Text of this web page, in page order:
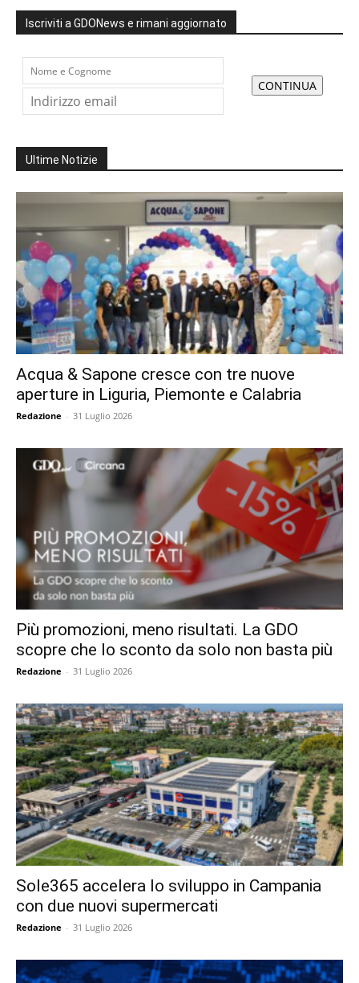
Iscriviti a GDONews e rimani aggiornato
Ultime Notizie
Acqua & Sapone cresce con tre nuove
aperture in Liguria, Piemonte e Calabria
Redazione - 31 Luglio 2026
Più promozioni, meno risultati. La GDO
scopre che lo sconto da solo non basta più
Redazione - 31 Luglio 2026
Sole365 accelera lo sviluppo in Campania
con due nuovi supermercati
Redazione - 31 Luglio 2026